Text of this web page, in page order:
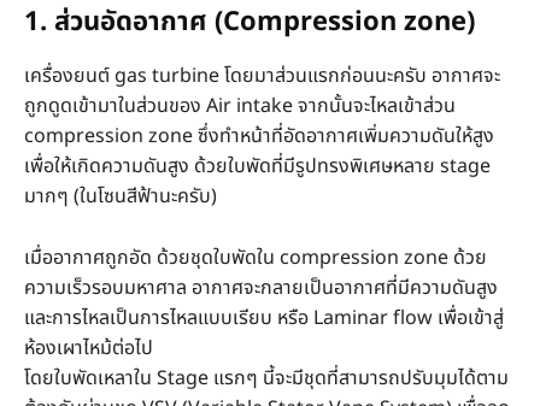
1. ส่วนอัดอากาศ (Compression zone)
เครื่องยนต์ gas turbine โดยมาส่วนแรกก่อนนะครับ อากาศจะ
ถูกดูดเข้ามาในส่วนของ Air intake จากนั้นจะไหลเข้าส่วน
compression zone ซึ่งทำหน้าที่อัดอากาศเพิ่มความดันให้สูง
เพื่อให้เกิดความดันสูง ด้วยใบพัดที่มีรูปทรงพิเศษหลาย stage
มากๆ (ในโซนสีฟ้านะครับ)
เมื่ออากาศถูกอัด ด้วยชุดใบพัดใน compression zone ด้วย
ความเร็วรอบมหาศาล อากาศจะกลายเป็นอากาศที่มีความดันสูง
และการไหลเป็นการไหลแบบเรียบ หรือ Laminar flow เพื่อเข้าสู่
ห้องเผาไหม้ต่อไป
โดยใบพัดเหลาใน Stage แรกๆ นี้จะมีชุดที่สามารถปรับมุมได้ตาม